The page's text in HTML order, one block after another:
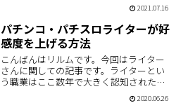
2021.07.16
パチンコ・パチスロライターが好
感度を上げる方法
こんばんはリルムです。今回はライター
さんに関しての記事です。ライターとい
う職業はここ数年で大きく認知されたも
のだと思います。必勝本などで昔から活
2020.06.26